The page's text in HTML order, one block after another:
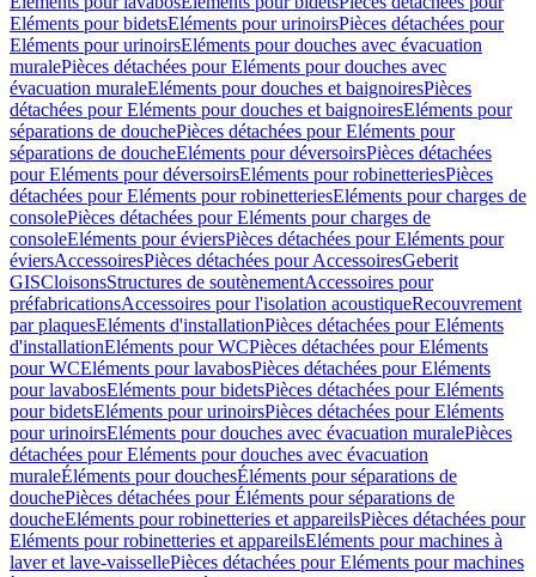
Eléments pour bidetsEléments pour urinoirsPièces détachées pour
Eléments pour urinoirsEléments pour douches avec évacuation
muralePièces détachées pour Eléments pour douches avec
évacuation muraleEléments pour douches et baignoiresPièces
détachées pour Eléments pour douches et baignoiresEléments pour
séparations de douchePièces détachées pour Eléments pour
séparations de doucheEléments pour déversoirsPièces détachées
pour Eléments pour déversoirsEléments pour robinetteriesPièces
détachées pour Eléments pour robinetteriesEléments pour charges de
consolePièces détachées pour Eléments pour charges de
consoleEléments pour éviersPièces détachées pour Eléments pour
éviersAccessoiresPièces détachées pour AccessoiresGeberit
GISCloisonsStructures de soutènementAccessoires pour
préfabricationsAccessoires pour l'isolation acoustiqueRecouvrement
par plaquesEléments d'installationPièces détachées pour Eléments
d'installationEléments pour WCPièces détachées pour Eléments
pour WCEléments pour lavabosPièces détachées pour Eléments
pour lavabosEléments pour bidetsPièces détachées pour Eléments
pour bidetsEléments pour urinoirsPièces détachées pour Eléments
pour urinoirsEléments pour douches avec évacuation muralePièces
détachées pour Eléments pour douches avec évacuation
muraleÉléments pour douchesÉléments pour séparations de
douchePièces détachées pour Éléments pour séparations de
doucheEléments pour robinetteries et appareilsPièces détachées pour
Eléments pour robinetteries et appareilsEléments pour machines à
laver et lave-vaissellePièces détachées pour Eléments pour machines